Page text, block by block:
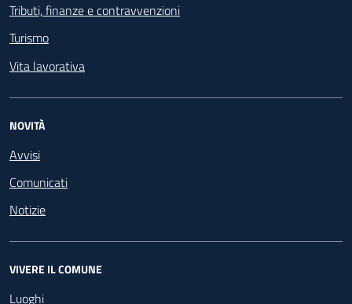
Tributi, finanze e contravvenzioni
Turismo
Vita lavorativa
NOVITÀ
Avvisi
Comunicati
Notizie
VIVERE IL COMUNE
Luoghi